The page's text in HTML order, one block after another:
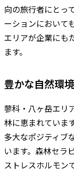
向の旅行者にとっ
ーションにおいて
エリアが企業にも
ます。
豊かな自然環
蓼科・八ヶ岳エリ
林に恵まれていま
多大なポジティブ
います。森林セラ
ストレスホルモン